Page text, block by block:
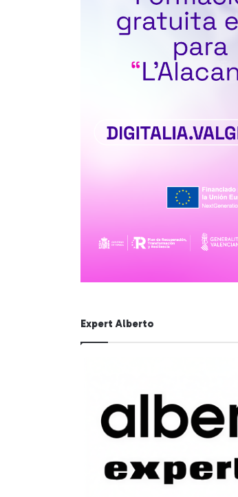
Expert Alberto